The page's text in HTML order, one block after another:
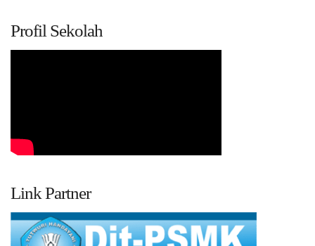
Profil Sekolah
Link Partner